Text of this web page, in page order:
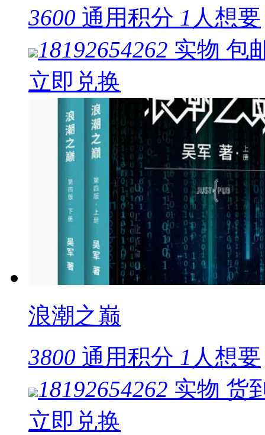
3600 通用积分 1 人想要
18192654262 实物 包
立即兑换
浪潮之巅
3800 通用积分 1 人想要
18192654262 实物 货
立即兑换